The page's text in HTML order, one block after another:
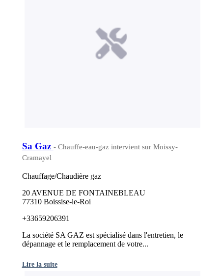
Sa Gaz - Chauffe-eau-gaz intervient sur Moissy-
Cramayel
Chauffage/Chaudière gaz
20 AVENUE DE FONTAINEBLEAU
77310 Boissise-le-Roi
+33659206391
La société SA GAZ est spécialisé dans l'entretien, le
dépannage et le remplacement de votre...
Lire la suite